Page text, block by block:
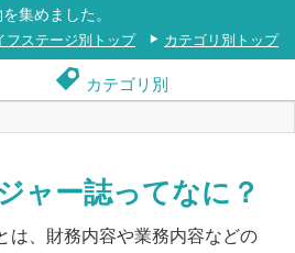
集めました。
フステージ別トップ カテゴリ別トップ
カテゴリ別
ャー誌ってなに？
は、財務内容や業務内容などの